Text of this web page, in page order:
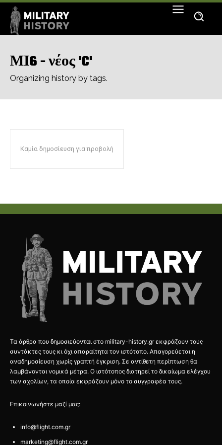
ΜΙ6 - νέος 'C'
Organizing history by tags.
Καμία δημοσίευση για προβολή
Τα άρθρα που δημοσιεύονται στο military-history.gr εκφράζουν τους
συντάκτες τους κι όχι απαραίτητα τον ιστότοπο. Απαγορεύεται η
αναδημοσίευση χωρίς γραπτή έγκριση. Σε αντίθετη περίπτωση θα
λαμβάνονται νομικά μέτρα. Ο ιστότοπος διατηρεί το δικαίωμα ελέγχου
των σχολίων, τα οποία εκφράζουν μόνο το συγγραφέα τους.
Επικοινωνήστε μαζί μας:
info@flight.com.gr
marketing@flight.com.gr